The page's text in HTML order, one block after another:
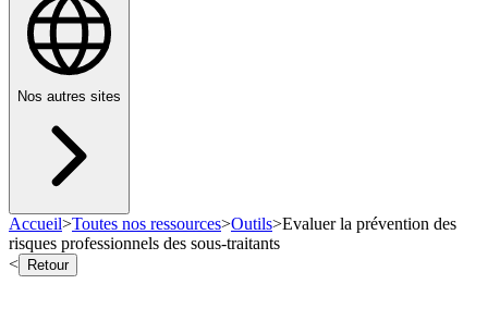
Nos autres sites
Accueil>Toutes nos ressources>Outils>Evaluer la prévention des
risques professionnels des sous-traitants
<
Retour